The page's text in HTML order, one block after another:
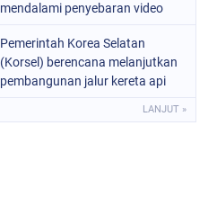
dirinya merasa gagal sebagai
ada warga yang kehilangan
nyawa
mendalami penyebaran video
yang beredar di media sosial.
Video tersebut diketahui
merupakan rekaman peristiwa
lama yang kembali diunggah
Pemerintah Korea Selatan
(Korsel) berencana melanjutkan
pembangunan jalur kereta api
LANJUT »